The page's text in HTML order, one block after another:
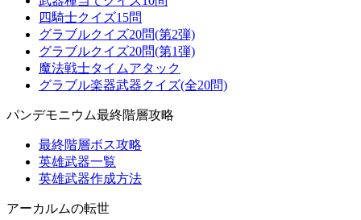
四騎士クイズ15問
グラブルクイズ20問(第2弾)
グラブルクイズ20問(第1弾)
魔法戦士タイムアタック
グラブル楽器武器クイズ(全20問)
パンデモニウム最終階層攻略
最終階層ボス攻略
英雄武器一覧
英雄武器作成方法
アーカルムの転世